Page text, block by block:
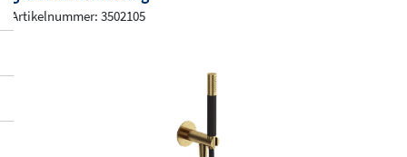
Artikelnummer: 3502105